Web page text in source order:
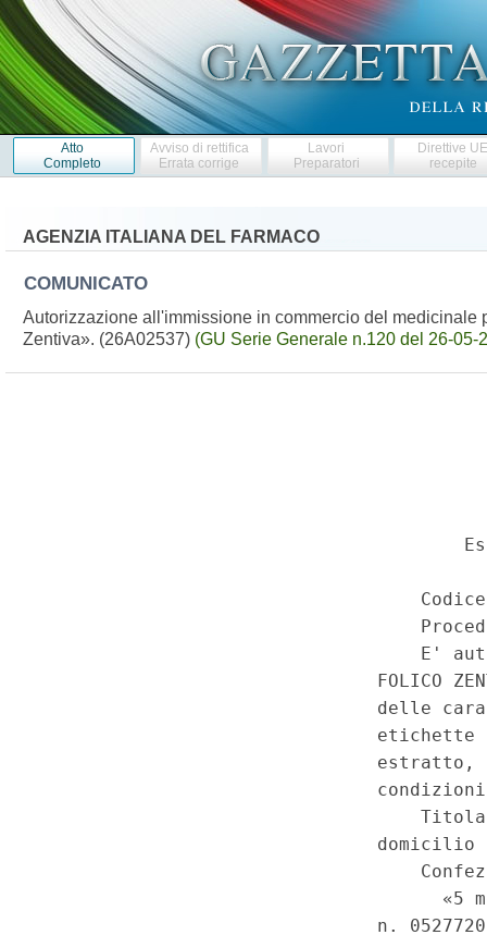
Atto
Completo
Avviso di rettifica
Errata corrige
Lavori
Preparatori
Direttive
recepite
AGENZIA ITALIANA DEL FARMACO
COMUNICATO
Autorizzazione all'immissione in commercio del
Zentiva». (26A02537) (GU Serie Generale n.120 del 26-05-